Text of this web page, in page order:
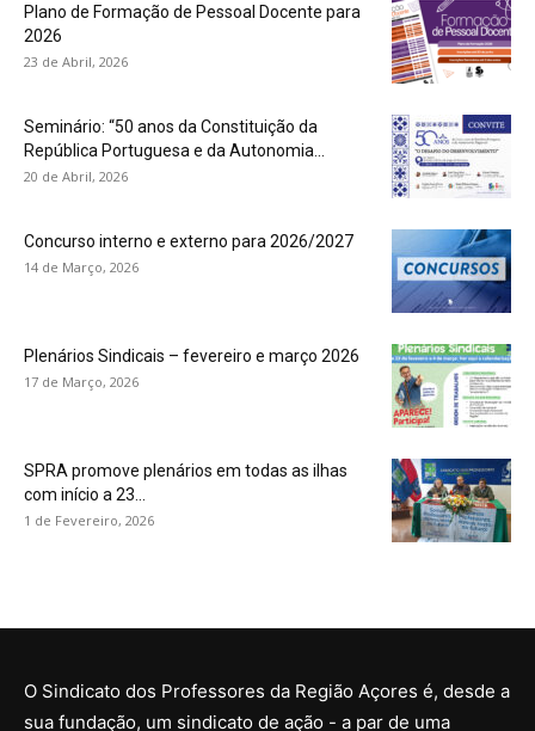
Plano de Formação de Pessoal Docente para
2026
23 de Abril, 2026
Seminário: “50 anos da Constituição da
República Portuguesa e da Autonomia...
20 de Abril, 2026
Concurso interno e externo para 2026/2027
14 de Março, 2026
Plenários Sindicais – fevereiro e março 2026
17 de Março, 2026
SPRA promove plenários em todas as ilhas
com início a 23...
1 de Fevereiro, 2026
O Sindicato dos Professores da Região Açores é, desde a
sua fundação, um sindicato de ação - a par de uma